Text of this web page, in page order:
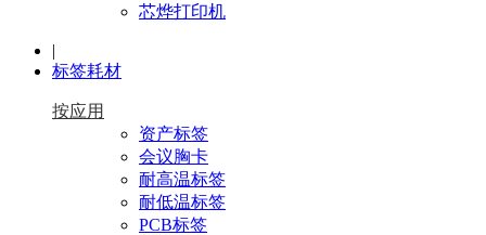
芯烨打印机
|
标签耗材
按应用
资产标签
会议胸卡
耐高温标签
耐低温标签
PCB标签